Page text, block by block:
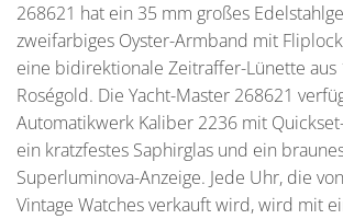
268621 hat ein 35 mm großes
zweifarbiges Oyster-Armband mit
eine bidirektionale Zeitraffer-Lünette aus
Roségold. Die Yacht-Master 268621
Automatikwerk Kaliber 2236 mit
ein kratzfestes Saphirglas und ein
Superluminova-Anzeige. Jede Uhr, die
Vintage Watches verkauft wird, wird mit